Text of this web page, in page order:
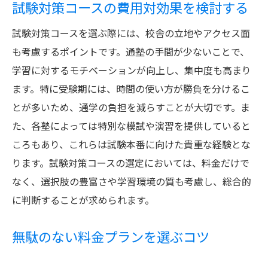
試験対策コースの費用対効果を検討する
試験対策コースを選ぶ際には、校舎の立地やアクセス面
も考慮するポイントです。通塾の手間が少ないことで、
学習に対するモチベーションが向上し、集中度も高まり
ます。特に受験期には、時間の使い方が勝負を分けるこ
とが多いため、通学の負担を減らすことが大切です。ま
た、各塾によっては特別な模試や演習を提供していると
ころもあり、これらは試験本番に向けた貴重な経験とな
ります。試験対策コースの選定においては、料金だけで
なく、選択肢の豊富さや学習環境の質も考慮し、総合的
に判断することが求められます。
無駄のない料金プランを選ぶコツ